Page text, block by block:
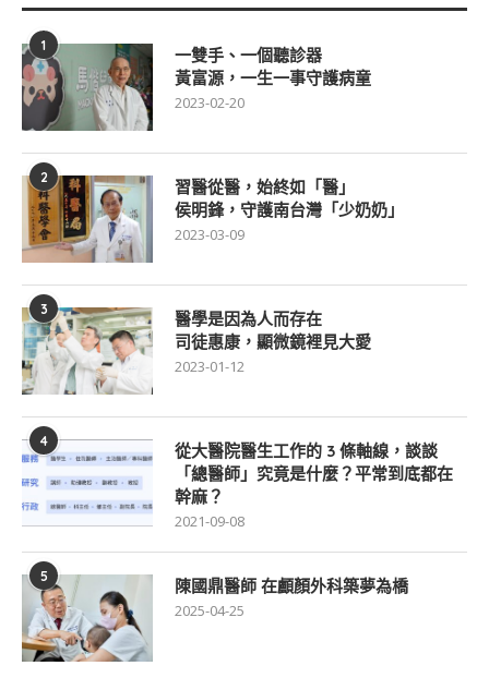
1
一雙手、一個聽診器
黃富源，一生一事守護病童
2023-02-20
2
習醫從醫，始終如「醫」
侯明鋒，守護南台灣「少奶奶」
2023-03-09
3
醫學是因為人而存在
司徒惠康，顯微鏡裡見大愛
2023-01-12
4
從大醫院醫生工作的 3 條軸線，談談
「總醫師」究竟是什麼？平常到底都在
幹麻？
2021-09-08
5 陳國鼎醫師 在顱顏外科築夢為橋
2025-04-25